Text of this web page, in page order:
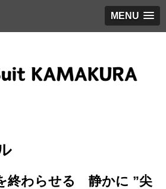
MENU
終わらせる 静かに ”尖